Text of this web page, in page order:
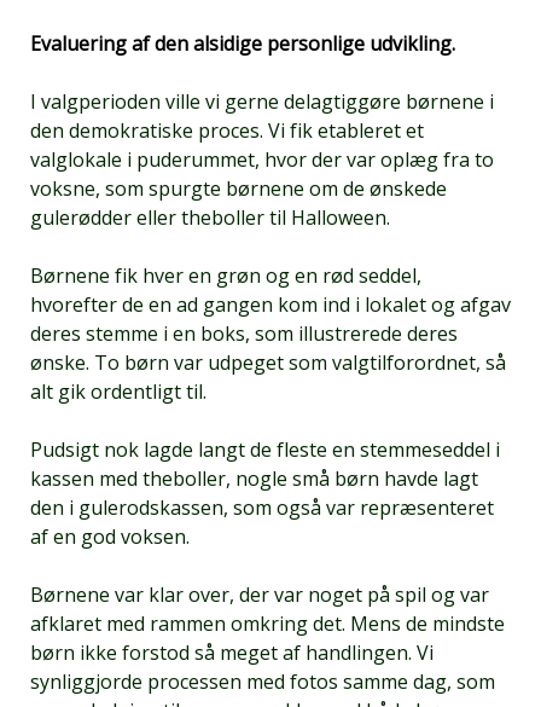
Evaluering af den alsidige personlige udvikling.
I valgperioden ville vi gerne delagtiggøre børnene i
den demokratiske proces. Vi fik etableret et
valglokale i puderummet, hvor der var oplæg fra to
voksne, som spurgte børnene om de ønskede
gulerødder eller theboller til Halloween.
Børnene fik hver en grøn og en rød seddel,
hvorefter de en ad gangen kom ind i lokalet og afgav
deres stemme i en boks, som illustrerede deres
ønske. To børn var udpeget som valgtilforordnet, så
alt gik ordentligt til.
Pudsigt nok lagde langt de fleste en stemmeseddel i
kassen med theboller, nogle små børn havde lagt
den i gulerodskassen, som også var repræsenteret
af en god voksen.
Børnene var klar over, der var noget på spil og var
afklaret med rammen omkring det. Mens de mindste
børn ikke forstod så meget af handlingen. Vi
synliggjorde processen med fotos samme dag, som